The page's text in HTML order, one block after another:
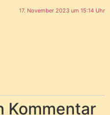
17. November 2023 um 15:14 Uhr
Kommentar